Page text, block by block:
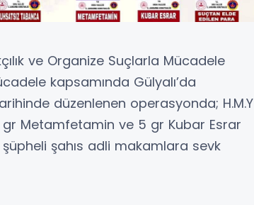
ve Organize Suçlarla Mücadele
kapsamında Gülyalı’da
düzenlenen operasyonda; H.M.Y
Metamfetamin ve 5 gr Kubar Esrar
şahıs adli makamlara sevk